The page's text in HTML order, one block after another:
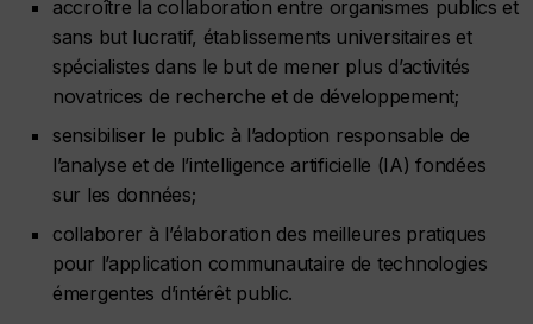
accroître la collaboration entre organismes publics et
sans but lucratif, établissements universitaires et
spécialistes dans le but de mener plus d’activités
novatrices de recherche et de développement;
sensibiliser le public à l’adoption responsable de
l’analyse et de l’intelligence artificielle (IA) fondées
sur les données;
collaborer à l’élaboration des meilleures pratiques
pour l’application communautaire de technologies
émergentes d’intérêt public.